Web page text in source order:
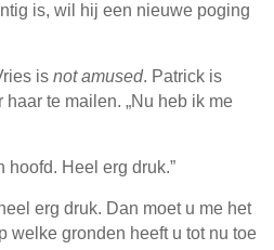
is, wil hij een nieuwe poging
is not amused. Patrick is
te mailen. „Nu heb ik me
hoofd. Heel erg druk.”
erg druk. Dan moet u me het
welke gronden heeft u tot nu toe